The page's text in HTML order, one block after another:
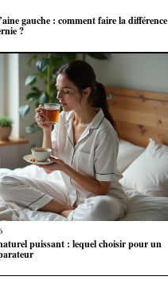
gauche : comment faire la différence
?
puissant : lequel choisir pour un